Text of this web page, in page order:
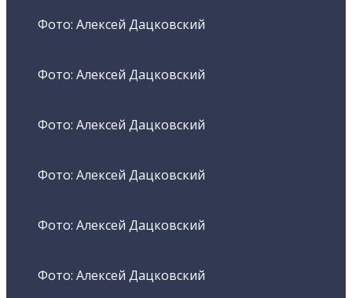
Фото: Алексей Дацковский
Фото: Алексей Дацковский
Фото: Алексей Дацковский
Фото: Алексей Дацковский
Фото: Алексей Дацковский
Фото: Алексей Дацковский